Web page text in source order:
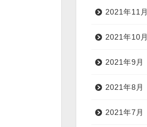
2021年11月
2021年10月
2021年9月
2021年8月
2021年7月